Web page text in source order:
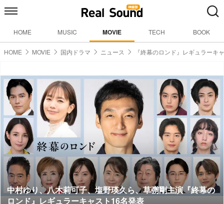
HOME MUSIC MOVIE TECH BOOK
HOME MOVIE 国内ドラマ ニュース 『終幕のロンド』レギュラーキ
中村ゆり、八木莉可子、塩野瑛久ら、草彅剛主演『終幕の
ロンド』レギュラーキャスト16名発表